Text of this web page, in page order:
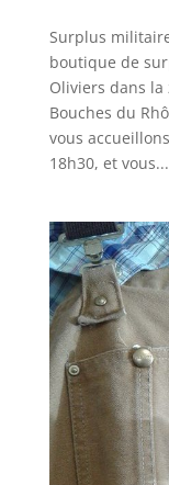
Surplus
boutique de
Oliviers dans la
Bouches du
vous
18h30, et vous...